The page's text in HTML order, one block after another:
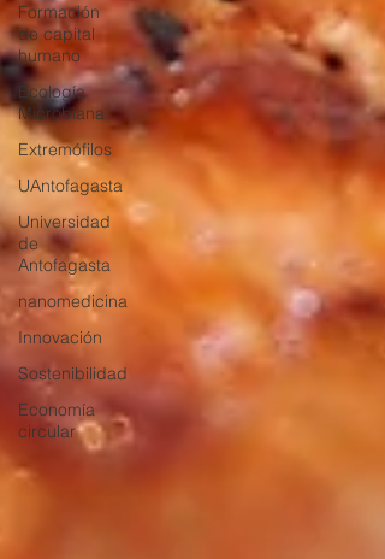
Formación
de capital
humano
Ecología
Microbiana
Extremófilos
UAntofagasta
Universidad
de
Antofagasta
nanomedicina
Innovación
Sostenibilidad
Economía
circular